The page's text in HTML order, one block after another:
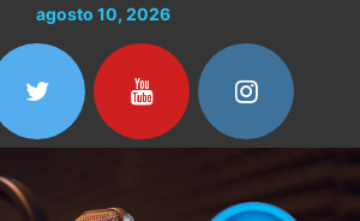
agosto 10, 2026